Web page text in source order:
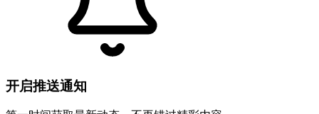
开启推送通知